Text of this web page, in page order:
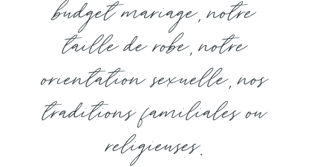
budget mariage, notre
taille de robe, notre
orientation sexuelle, nos
traditions familiales ou
religieuses.